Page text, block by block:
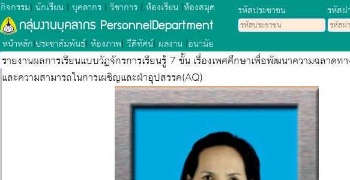
กิจกรรม| นักเรียน | บุคลากร | วิชาการ | ห้องเรียน |ห้องสมุด
กลุ่มงานบุคลากร PersonnelDepartment
หน้าหลัก|ประชาสัมพันธ์| ห้องภาพ| วีดิทัศน์| ผลงาน |อนามัย
รหัสประชาชน รหัสผ่
รายงานผลการเรียนแบบวัฏจักรการเรียนรู้ 7 ขั้น เรื่องเพศศึกษาเพื่อพัฒนาความฉลาดท
และความสามารถในการเผชิญและฝ่าอุปสรรค(AQ)